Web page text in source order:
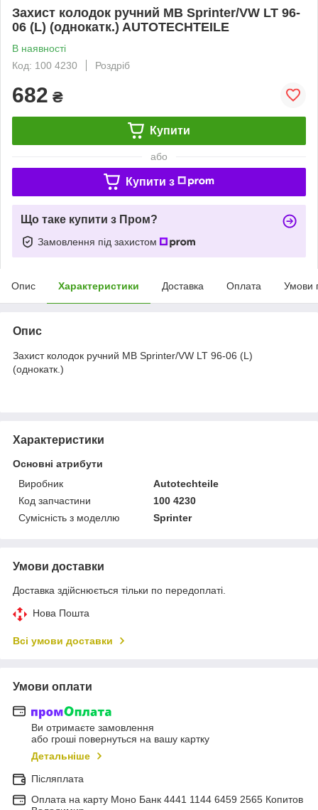
Захист колодок ручний MB Sprinter/VW LT 96-
06 (L) (однокатк.) AUTOTECHTEILE
В наявності
Код: 100 4230
Роздріб
682 ₴
Купити
або
Купити з
Що таке купити з Пром?
Замовлення під захистом
Опис Характеристики Доставка Оплата Умови
Опис
Захист колодок ручний MB Sprinter/VW LT 96-06 (L)
(однокатк.)
Характеристики
Основні атрибути
Виробник
Autotechteile
Код запчастини
100 4230
Сумісність з моделлю
Sprinter
Умови доставки
Доставка здійснюється тільки по передоплаті.
Нова Пошта
Всі умови доставки
Умови оплати
Ви отримаєте замовлення
або гроші повернуться на вашу картку
Детальніше
Післяплата
Оплата на карту Моно Банк 4441 1144 6459 2565 Копитов